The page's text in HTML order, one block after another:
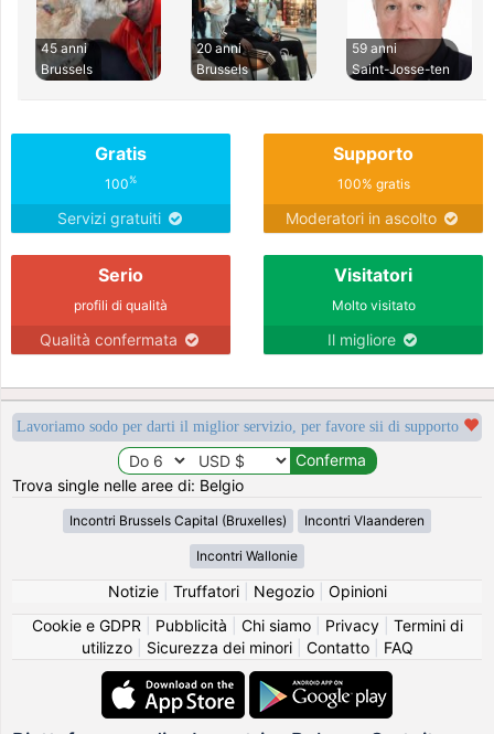
45 anni
Brussels
20 anni
Brussels
59 anni
Saint-Josse-ten
Gratis
100%
Servizi gratuiti
Supporto
100% gratis
Moderatori in ascolto
Serio
profili di qualità
Qualità confermata
Visitatori
Molto visitato
Il migliore
Lavoriamo sodo per darti il miglior servizio, per favore sii di supporto
Trova single nelle aree di: Belgio
Incontri Brussels Capital (Bruxelles) Incontri Vlaanderen
Incontri Wallonie
Notizie| Truffatori| Negozio| Opinioni
Cookie e GDPR
Pubblicità Chi siamo| Privacy| Termini di
utilizzo| Sicurezza dei minori| Contatto| FAQ